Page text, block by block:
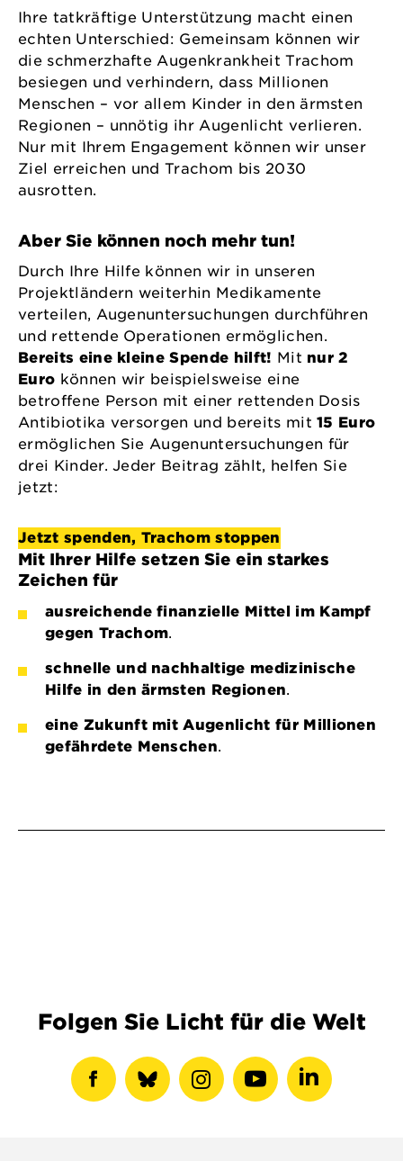
Ihre tatkräftige Unterstützung macht einen
echten Unterschied: Gemeinsam können wir
die schmerzhafte Augenkrankheit Trachom
besiegen und verhindern, dass Millionen
Menschen – vor allem Kinder in den ärmsten
Regionen – unnötig ihr Augenlicht verlieren.
Nur mit Ihrem Engagement können wir unser
Ziel erreichen und Trachom bis 2030
ausrotten.
Aber Sie können noch mehr tun!
Durch Ihre Hilfe können wir in unseren
Projektländern weiterhin Medikamente
verteilen, Augenuntersuchungen durchführen
und rettende Operationen ermöglichen.
Bereits eine kleine Spende hilft! Mit nur 2
Euro können wir beispielsweise eine
betroffene Person mit einer rettenden Dosis
Antibiotika versorgen und bereits mit15 Euro
ermöglichen Sie Augenuntersuchungen für
drei Kinder. Jeder Beitrag zählt, helfen Sie
jetzt:
Jetzt spenden, Trachom stoppen
Mit Ihrer Hilfe setzen Sie ein starkes
Zeichen für
ausreichende finanzielle Mittel im Kampf
gegen Trachom.
schnelle und nachhaltige medizinische
Hilfe in den ärmsten Regionen.
eine Zukunft mit Augenlicht für Millionen
gefährdete Menschen.
Folgen Sie Licht für die Welt
Facebook-
show Instagram-Youtube-LinkedIN-